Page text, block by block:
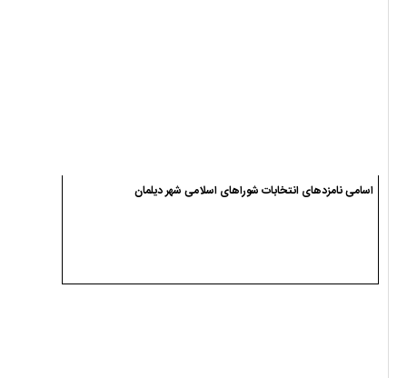
اسامی نامزدهای انتخابات شوراهای اسلامی شهر دیلمان